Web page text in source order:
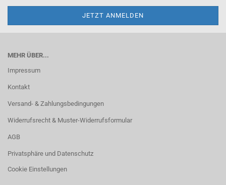
MEHR ÜBER...
Impressum
Kontakt
Versand- & Zahlungsbedingungen
Widerrufsrecht & Muster-Widerrufsformular
AGB
Privatsphäre und Datenschutz
Cookie Einstellungen